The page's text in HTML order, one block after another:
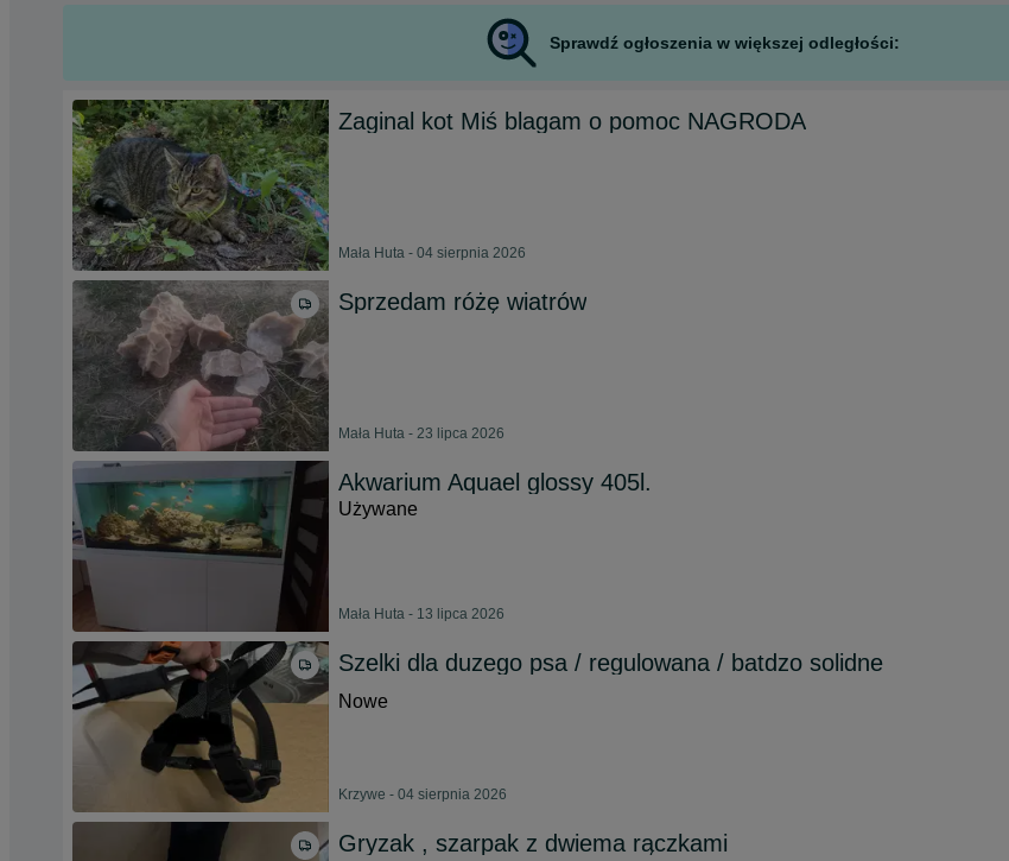
Sprawdź ogłoszenia w większej odległości:
Zaginal kot Miś blagam o pomoc NAGRODA
Mała Huta - 04 sierpnia 2026
Sprzedam różę wiatrów
Mała Huta - 23 lipca 2026
Akwarium Aquael glossy 405l.
Używane
Mała Huta - 13 lipca 2026
Szelki dla duzego psa / regulowana / batdzo solidne
Nowe
Krzywe - 04 sierpnia 2026
Gryzak , szarpak z dwiema rączkami